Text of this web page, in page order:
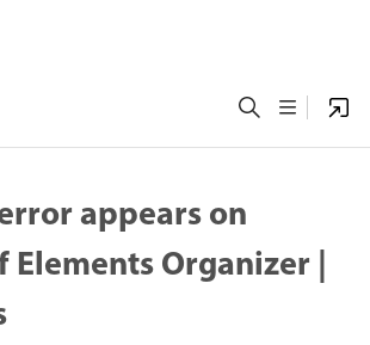
appears on
Elements Organizer |